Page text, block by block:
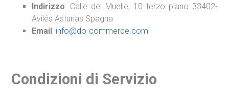
Indirizzo: Calle del Muelle, 10 terzo piano 33402-
Avilés Asturias Spagna
Email: info@do-commerce.com
Condizioni di Servizio